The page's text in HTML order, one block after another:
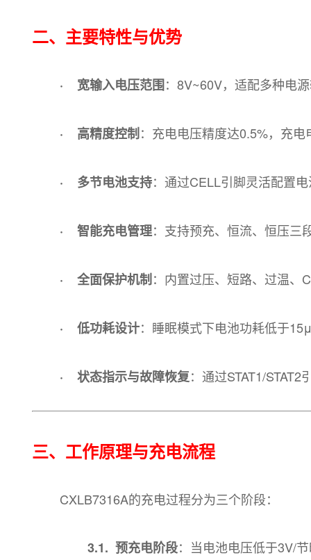
二、主要特性与优势
· 宽输入电压范围：8V~60V，适配多种电
· 高精度控制：充电电压精度达0.5%，充
· 多节电池支持：通过CELL引脚灵活配置
· 智能充电管理：支持预充、恒流、恒压三
· 全面保护机制：内置过压、短路、过温、
· 低功耗设计：睡眠模式下电池功耗低于
· 状态指示与故障恢复：通过STAT1/
三、工作原理与充电流程
CXLB7316A的充电过程分为三个阶段：
3.1. 预充电阶段：当电池电压低于3V/